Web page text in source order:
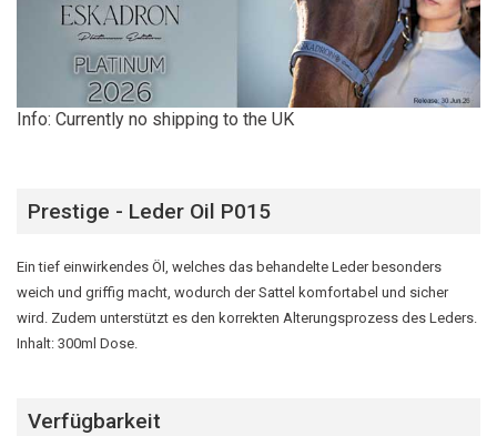
Info: Currently no shipping to the UK
Prestige - Leder Oil P015
Ein tief einwirkendes Öl, welches das behandelte Leder besonders
weich und griffig macht, wodurch der Sattel komfortabel und sicher
wird. Zudem unterstützt es den korrekten Alterungsprozess des Leders.
Inhalt: 300ml Dose.
Verfügbarkeit